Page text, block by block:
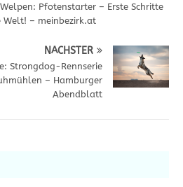
Pfotenstarter – Erste Schritte
Welt! – meinbezirk.at
NÄCHSTER
Strongdog-Rennserie
– Hamburger
Abendblatt